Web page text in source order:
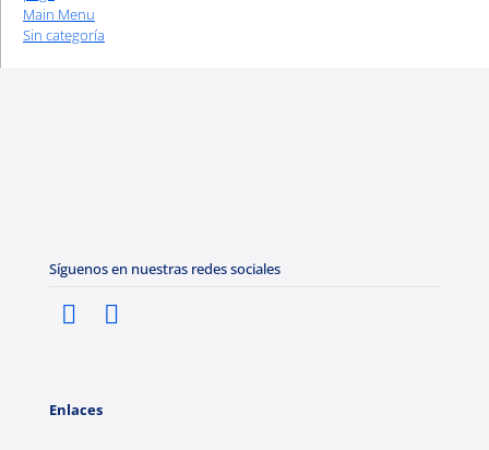
Main Menu
Sin categoría
Síguenos en nuestras redes sociales
Enlaces